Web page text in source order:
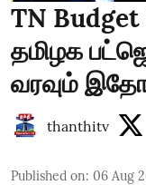
TN Budget
தமிழக
வரவும்
thanthitv
Published on: 06 Aug